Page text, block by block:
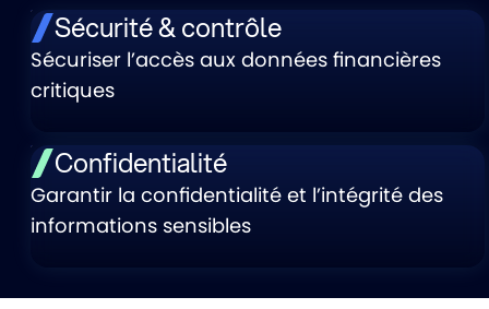
Sécurité & contrôle
Sécuriser l’accès aux données financières
critiques
Confidentialité
Garantir la confidentialité et l’intégrité des
informations sensibles